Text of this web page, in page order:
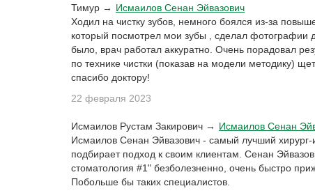
Тимур → Исмаилов Сенан Эйвазович
Ходил на чистку зубов, немного боялся из-за
который посмотрел мои зубы , сделал
было, врач работал аккуратно. Очень порадовал
по технике чистки (показав на модели методику)
спасибо доктору!
22 февраля 2023
Исмаилов Рустам Закирович → Исмаилов Сенан
Исмаилов Сенан Эйвазович - самый лучший
подбирает подход к своим клиентам. Сенан
стоматология #1" безболезненно, очень быстро
Побольше бы таких специалистов.